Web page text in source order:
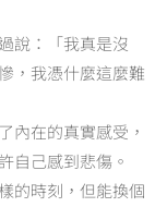
說：「我真是沒
，我憑什麼這麼難
內在的真實感受，
自己感到悲傷。
的時刻，但能換個